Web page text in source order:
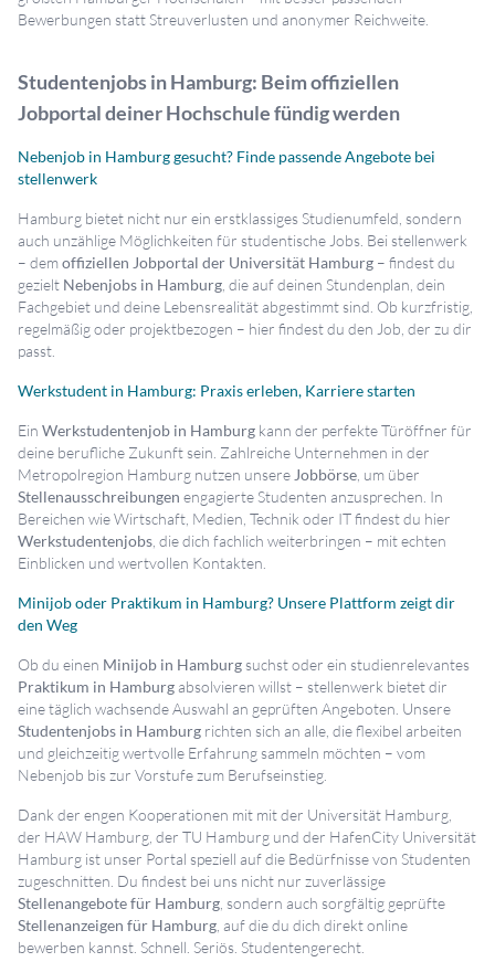
Bewerbungen statt Streuverlusten und anonymer Reichweite.
Studentenjobs in Hamburg: Beim offiziellen
Jobportal deiner Hochschule fündig werden
Nebenjob in Hamburg gesucht? Finde passende Angebote bei
stellenwerk
Hamburg bietet nicht nur ein erstklassiges Studienumfeld, sondern
auch unzählige Möglichkeiten für studentische Jobs. Bei stellenwerk
– demoffiziellen Jobportal der Universität Hamburg – findest du
gezielt Nebenjobs in Hamburg , die auf deinen Stundenplan, dein
Fachgebiet und deine Lebensrealität abgestimmt sind. Ob kurzfristig,
regelmäßig oder projektbezogen – hier findest du den Job, der zu dir
passt.
Werkstudent in Hamburg: Praxis erleben, Karriere starten
Ein Werkstudentenjob in Hamburg kann der perfekte Türöffner für
deine berufliche Zukunft sein. Zahlreiche Unternehmen in der
Metropolregion Hamburg nutzen unsere Jobbörse , um über
Stellenausschreibungen engagierte Studenten anzusprechen. In
Bereichen wie Wirtschaft, Medien, Technik oder IT findest du hier
Werkstudentenjobs , die dich fachlich weiterbringen – mit echten
Einblicken und wertvollen Kontakten.
Minijob oder Praktikum in Hamburg? Unsere Plattform zeigt dir
den Weg
Ob du einen Minijob in Hamburg suchst oder ein studienrelevantes
Praktikum in Hamburgabsolvieren willst – stellenwerk bietet dir
eine täglich wachsende Auswahl an geprüften Angeboten. Unsere
Studentenjobs in Hamburg richten sich an alle, die flexibel arbeiten
und gleichzeitig wertvolle Erfahrung sammeln möchten – vom
Nebenjob bis zur Vorstufe zum Berufseinstieg.
Dank der engen Kooperationen mit mit der Universität Hamburg,
der HAW Hamburg, der TU Hamburg und der HafenCity Universität
Hamburg ist unser Portal speziell auf die Bedürfnisse von Studenten
zugeschnitten. Du findest bei uns nicht nur zuverlässige
Stellenangebote für Hamburg , sondern auch sorgfältig geprüfte
Stellenanzeigen für Hamburg , auf die du dich direkt online
bewerben kannst. Schnell. Seriös. Studentengerecht.